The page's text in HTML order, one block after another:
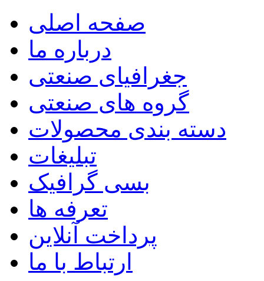
صفحه اصلی
درباره ما
جغرافیای صنعتی
گروه های صنعتی
دسته بندی محصولات
تبلیغات
بسی گرافیک
تعرفه ها
پرداخت آنلاین
ارتباط با ما